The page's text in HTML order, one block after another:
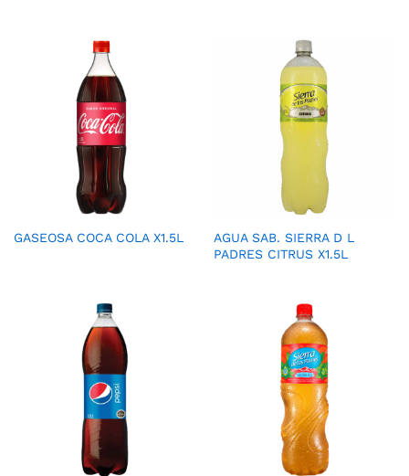
GASEOSA COCA COLA X1.5L
AGUA SAB. SIERRA D L
PADRES CITRUS X1.5L